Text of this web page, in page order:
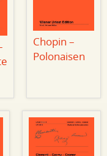
Chopin –
Polonaisen